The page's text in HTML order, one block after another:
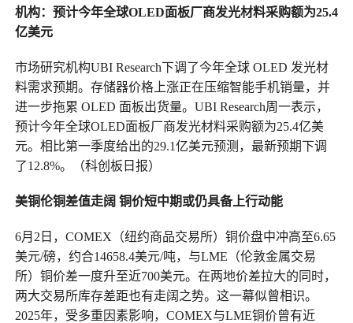
机构：预计今年全球OLED面板厂商发光材料采购额为25.4
亿美元
市场研究机构UBI Research下调了今年全球 OLED 发光材
料需求预期。存储器价格上涨正在压缩智能手机销量，并
进一步拖累 OLED 面板出货量。UBI Research周一表示，
预计今年全球OLED面板厂商发光材料采购额为25.4亿美
元。相比第一季度给出的29.1亿美元预测，最新预期下调
了12.8%。（科创板日报）
美铜伦铜差值走阔 铜价短中期或仍具备上行动能
6月2日，COMEX（纽约商品交易所）铜价盘中冲高至6.65
美元/磅，约合14658.4美元/吨，与LME（伦敦金属交易
所）铜价差一度升至近700美元。在两地价差拉大的同时，
两大交易所库存差距也有走阔之势。这一幕似曾相识。
2025年，受多重因素影响，COMEX与LME铜价曾有近